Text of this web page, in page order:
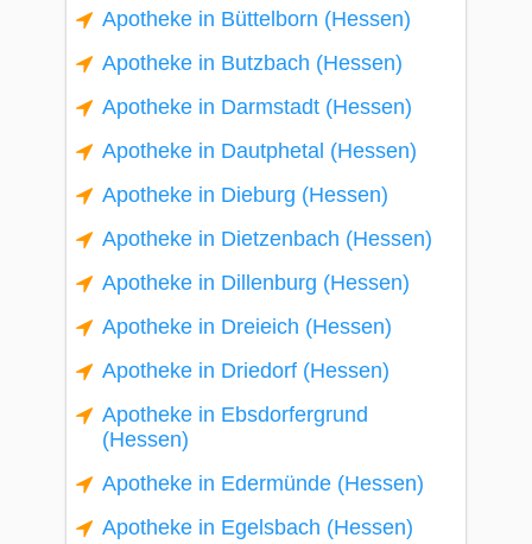
Apotheke in Büttelborn (Hessen)
Apotheke in Butzbach (Hessen)
Apotheke in Darmstadt (Hessen)
Apotheke in Dautphetal (Hessen)
Apotheke in Dieburg (Hessen)
Apotheke in Dietzenbach (Hessen)
Apotheke in Dillenburg (Hessen)
Apotheke in Dreieich (Hessen)
Apotheke in Driedorf (Hessen)
Apotheke in Ebsdorfergrund
(Hessen)
Apotheke in Edermünde (Hessen)
Apotheke in Egelsbach (Hessen)